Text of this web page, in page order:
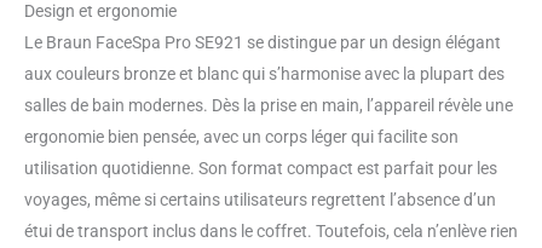
teint UTILISATION PRATIQUE :
Portable et rechargeable, idéal
pour transporter n’importe où
PRIMÉ PLUSIEURS FOIS :
Produit primé plusieurs fois et
recommandé par Skin Health
Alliance
Design et ergonomie
Le Braun FaceSpa Pro SE921 se distingue par un design élégant
aux couleurs bronze et blanc qui s’harmonise avec la plupart des
salles de bain modernes. Dès la prise en main, l’appareil révèle une
ergonomie bien pensée, avec un corps léger qui facilite son
utilisation quotidienne. Son format compact est parfait pour les
voyages, même si certains utilisateurs regrettent l’absence d’un
étui de transport inclus dans le coffret. Toutefois, cela n’enlève rien